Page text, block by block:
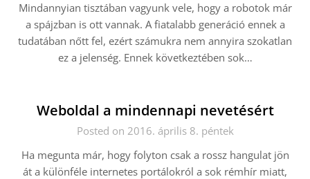
Mindannyian tisztában vagyunk vele, hogy a robotok már
a spájzban is ott vannak. A fiatalabb generáció ennek a
tudatában nőtt fel, ezért számukra nem annyira szokatlan
ez a jelenség. Ennek következtében sok…
Weboldal a mindennapi nevetésért
Posted on 2016. április 8. péntek
Ha megunta már, hogy folyton csak a rossz hangulat jön
át a különféle internetes portálokról a sok rémhír miatt,